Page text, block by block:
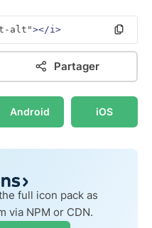
alt"></i>
Partager
Android iOS
full icon pack as
via NPM or CDN.